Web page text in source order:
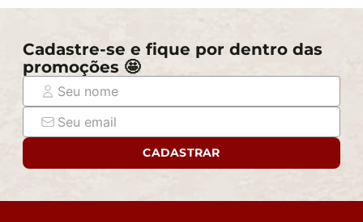
Cadastre-se e fique por dentro das
promoções 🤩
CADASTRAR